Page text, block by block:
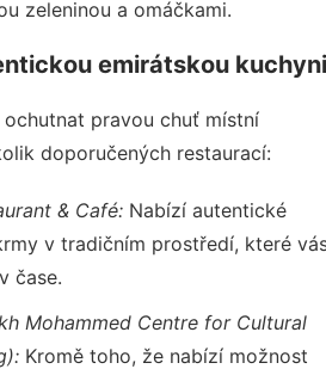
zeleninou a omáčkami.
emirátskou kuchyni
pravou chuť místní
doporučených restaurací:
& Café: Nabízí autentické
v tradičním prostředí, které
čase.
Mohammed Centre for Cultural
Kromě toho, že nabízí možnost